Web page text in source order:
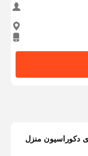
دکوراسیون منزل